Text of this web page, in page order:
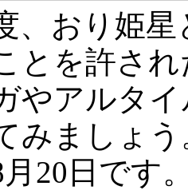
、おり姫
とを許さ
やアルタ
みましょ
20日です